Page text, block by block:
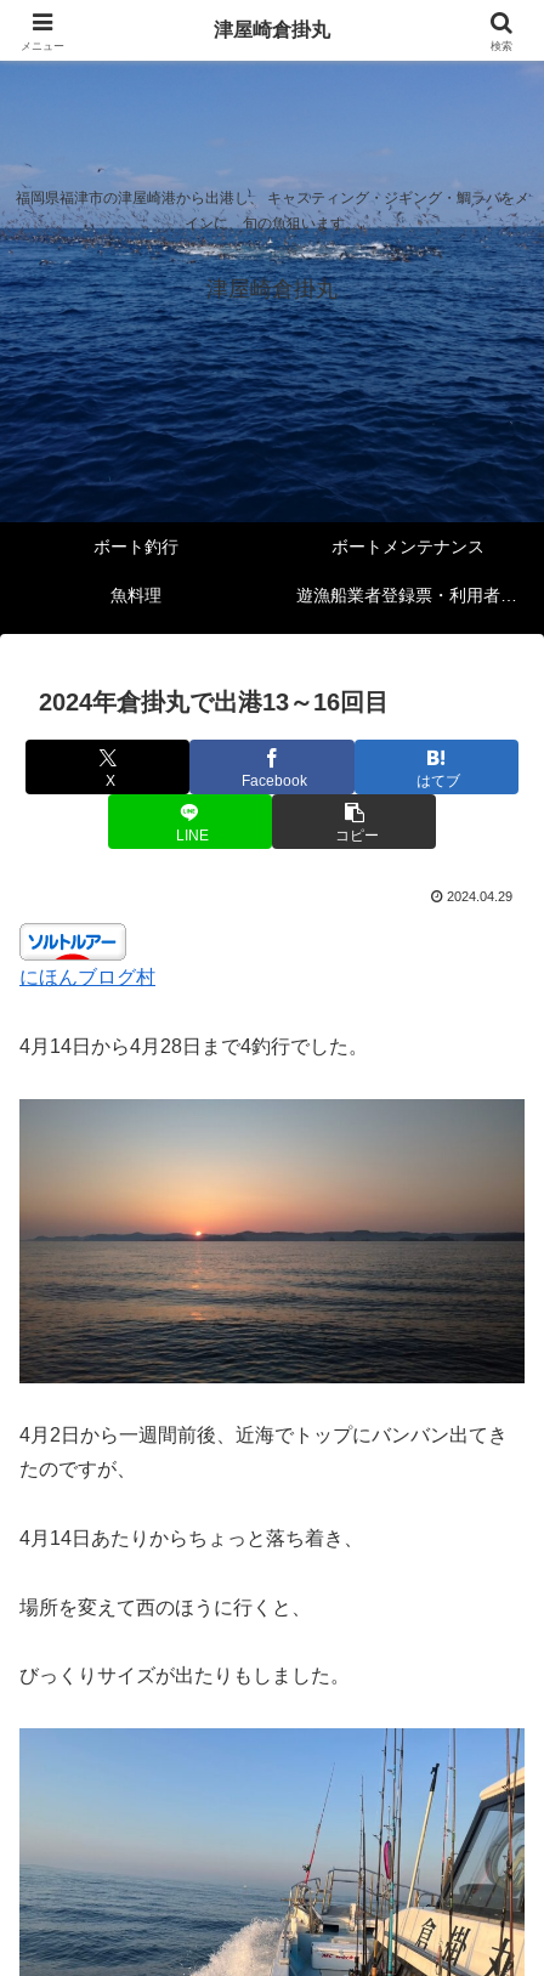
福岡県福津市の津屋崎港から出港し、 キャスティング・ジギング・鯛ラバをメ
インに、旬の魚狙います。
津屋崎倉掛丸
ボート釣行 ボートメンテナンス
魚料理 遊漁船業者登録票・利用者の安全確保等に関する情報
2024年倉掛丸で出港13～16回目
X Facebook はてブ
LINE コピー
2024.04.29
にほんブログ村
4月14日から4月28日まで4釣行でした。
4月2日から一週間前後、近海でトップにバンバン出てき
たのですが、
4月14日あたりからちょっと落ち着き、
場所を変えて西のほうに行くと、
びっくりサイズが出たりもしました。
メニュー
津屋崎倉掛丸
検索